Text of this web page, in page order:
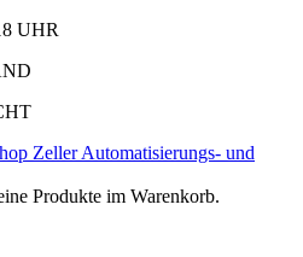
UHR
Zeller Automatisierungs- und
Produkte im Warenkorb.